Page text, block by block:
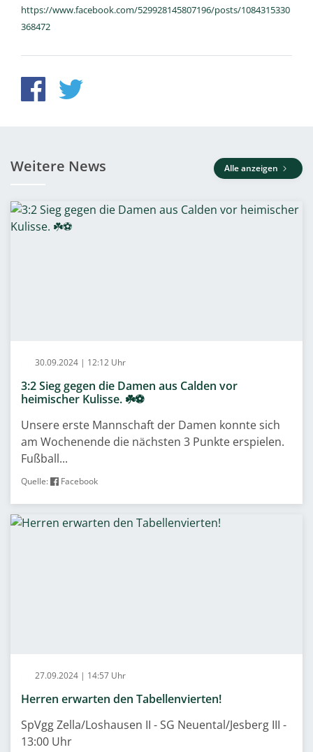
https://www.facebook.com/529928145807196/posts/1084315330
368472
Weitere News Alle anzeigen
30.09.2024 | 12:12 Uhr
3:2 Sieg gegen die Damen aus Calden vor
heimischer Kulisse. ☘️⚽️
Unsere erste Mannschaft der Damen konnte sich
am Wochenende die nächsten 3 Punkte erspielen.
Fußball...
Quelle: Facebook
27.09.2024 | 14:57 Uhr
Herren erwarten den Tabellenvierten!
SpVgg Zella/Loshausen II - SG Neuental/Jesberg III -
13:00 Uhr